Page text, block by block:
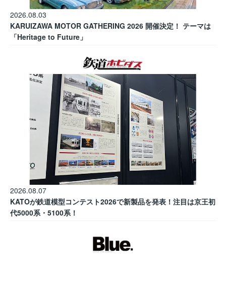
2026.08.03
KARUIZAWA MOTOR GATHERING 2026 開催決定！ テーマは
「Heritage to Future」
2026.08.07
KATOが鉄道模型コンテスト2026で新製品を発表！注目は京王初
代5000系・5100系！